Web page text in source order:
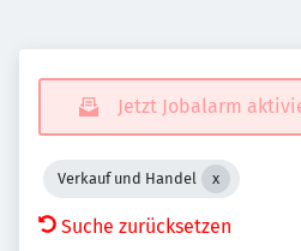
Jetzt Jobalarm
Verkauf und Handel
Suche zurücksetzen